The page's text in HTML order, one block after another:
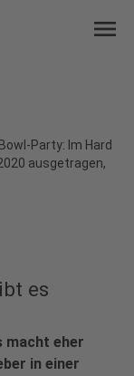
menu
Party: Im Hard
ausgetragen,
es
macht eher
in einer